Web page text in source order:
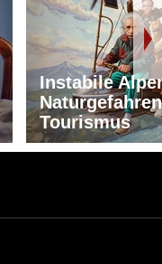
Instabile
Tourismus